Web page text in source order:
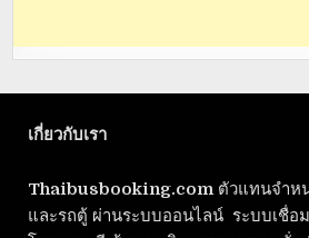
เกี่ยวกับเรา
Thaibusbooking.com ตัวแทนจำห
และรถตู้ ผ่านระบบออนไลน์ ระบบเชื่อ